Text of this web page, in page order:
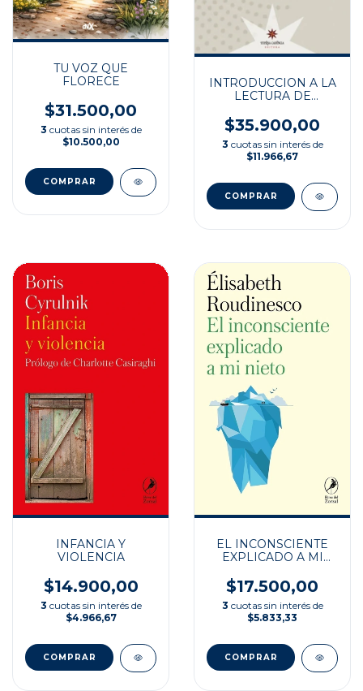
TU VOZ QUE
FLORECE
$31.500,00
3 cuotas sin interés de
$10.500,00
INTRODUCCION A LA
LECTURA DE
$35.900,00
3 cuotas sin interés de
$11.966,67
INFANCIA Y
VIOLENCIA
$14.900,00
3 cuotas sin interés de
$4.966,67
EL INCONSCIENTE
EXPLICADO A MI
$17.500,00
3 cuotas sin interés de
$5.833,33